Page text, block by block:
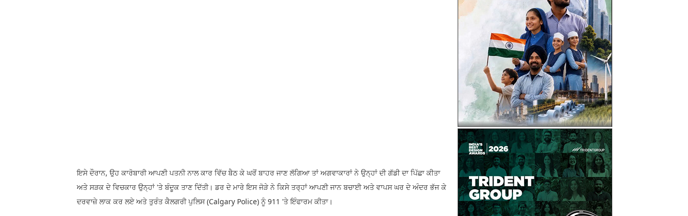
ਇਸੇ ਦੌਰਾਨ, ਉਹ ਕਾਰੋਬਾਰੀ ਆਪਣੀ ਪਤਨੀ ਨਾਲ ਕਾਰ ਵਿੱਚ ਬੈਠ ਕੇ ਘਰੋਂ ਬਾਹਰ ਜਾਣ ਲੱਗਿਆ ਤਾਂ ਅਗਵਾਕਾਰਾਂ ਨੇ ਉਨ੍ਹਾਂ ਦੀ ਗੱਡੀ ਦਾ ਪਿੱਛਾ ਕੀਤਾ
ਅਤੇ ਸੜਕ ਦੇ ਵਿਚਕਾਰ ਉਨ੍ਹਾਂ 'ਤੇ ਬੰਦੂਕ ਤਾਣ ਦਿੱਤੀ। ਡਰ ਦੇ ਮਾਰੇ ਇਸ ਜੋੜੇ ਨੇ ਕਿਸੇ ਤਰ੍ਹਾਂ ਆਪਣੀ ਜਾਨ ਬਚਾਈ ਅਤੇ ਵਾਪਸ ਘਰ ਦੇ ਅੰਦਰ ਭੱਜ ਕੇ
ਦਰਵਾਜ਼ੇ ਲਾਕ ਕਰ ਲਏ ਅਤੇ ਤੁਰੰਤ ਕੈਲਗਰੀ ਪੁਲਿਸ (Calgary Police) ਨੂੰ 911 'ਤੇ ਇੰਫਾਰਮ ਕੀਤਾ।